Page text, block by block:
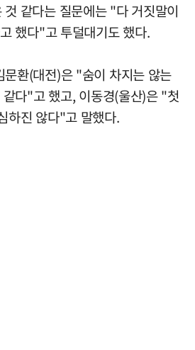
같다는 질문에는 "다 거짓말이
했다"고 투덜대기도 했다.
문환(대전)은 "숨이 차지는 않는
다"고 했고, 이동경(울산)은 "첫
하진 않다"고 말했다.